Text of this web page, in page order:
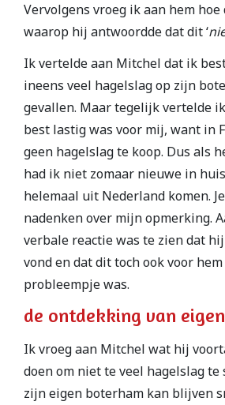
Vervolgens vroeg ik aan hem hoe
waarop hij antwoordde dat dit ‘
Ik vertelde aan Mitchel dat ik
ineens veel hagelslag op zijn
gevallen. Maar tegelijk vertelde
best lastig was voor mij, want in
geen hagelslag te koop. Dus als
had ik niet zomaar nieuwe in
helemaal uit Nederland komen.
nadenken over mijn opmerking.
verbale reactie was te zien dat
vond en dat dit toch ook voor
probleempje was.
de ontdekking van
Ik vroeg aan Mitchel wat hij
doen om niet te veel hagelslag
zijn eigen boterham kan blijven